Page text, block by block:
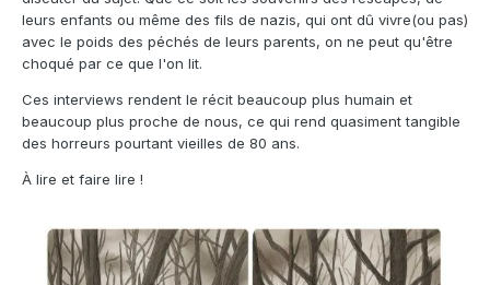
leurs enfants ou même des fils de nazis, qui ont dû vivre(ou pas)
avec le poids des péchés de leurs parents, on ne peut qu'être
choqué par ce que l'on lit.
Ces interviews rendent le récit beaucoup plus humain et
beaucoup plus proche de nous, ce qui rend quasiment tangible
des horreurs pourtant vieilles de 80 ans.
À lire et faire lire !